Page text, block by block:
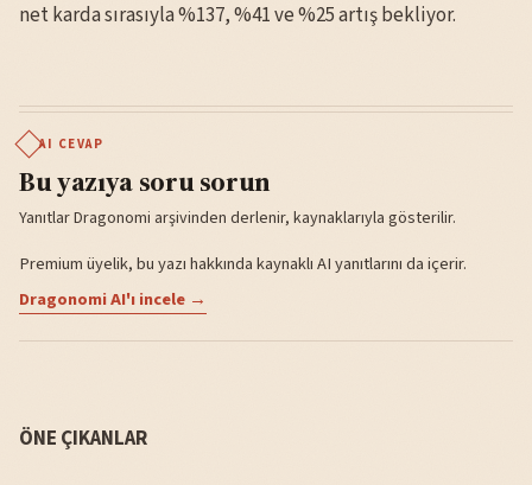
net karda sırasıyla %137, %41 ve %25 artış bekliyor.
AI CEVAP
Bu yazıya soru sorun
Yanıtlar Dragonomi arşivinden derlenir, kaynaklarıyla gösterilir.
Premium üyelik, bu yazı hakkında kaynaklı AI yanıtlarını da içerir.
Dragonomi AI'ı incele →
ÖNE ÇIKANLAR